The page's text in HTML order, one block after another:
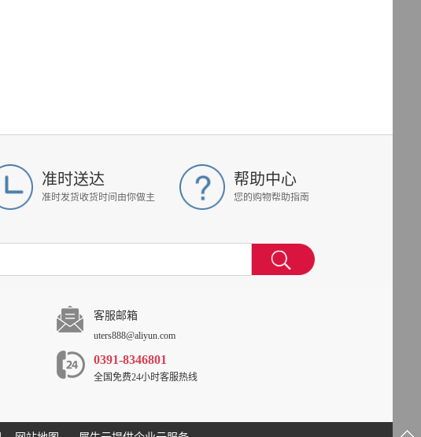
准时送达
准时发货收货时间由你做主
帮助中心
您的购物帮助指南
客服邮箱
uters888@aliyun.com
0391-8346801
全国免费24小时客服热线